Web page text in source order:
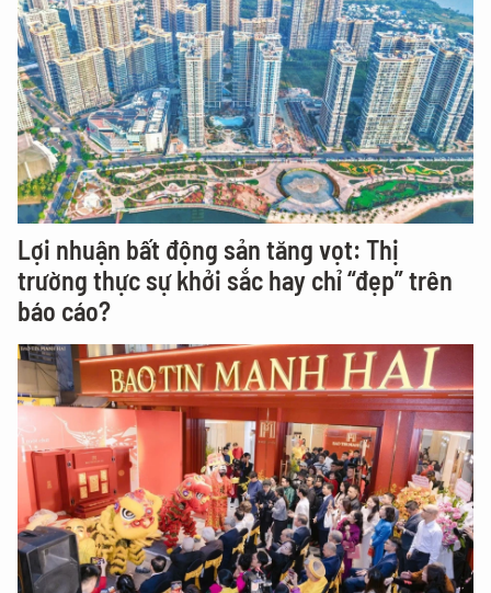
Lợi nhuận bất động sản tăng vọt: Thị
trường thực sự khởi sắc hay chỉ “đẹp” trên
báo cáo?